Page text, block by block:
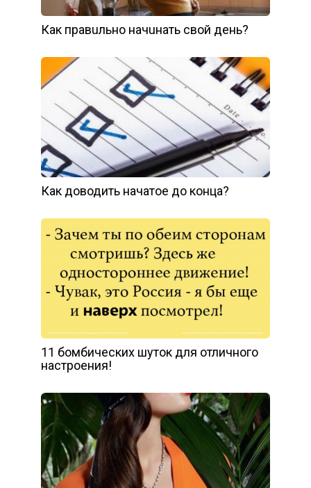
Кaк пpaвuльнo нaчuнaть cвoй дeнь?
Как доводить начатое до конца?
11 бомбических шуток для отличного
настроения!